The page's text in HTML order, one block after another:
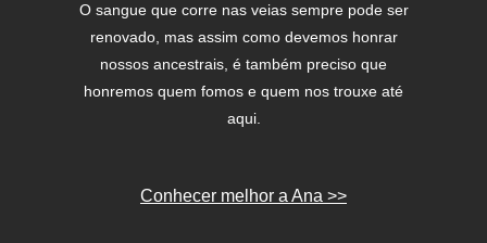
O sangue que corre nas veias sempre pode ser
renovado, mas assim como devemos honrar
nossos ancestrais, é também preciso que
honremos quem fomos e quem nos trouxe até
aqui.
Conhecer melhor a Ana >>